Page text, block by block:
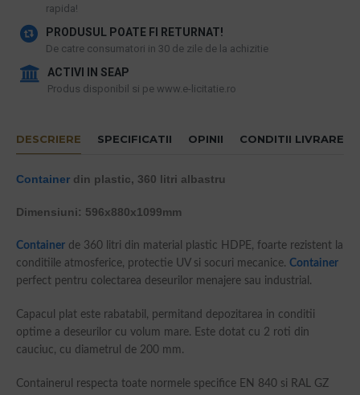
rapida!
PRODUSUL POATE FI RETURNAT!
De catre consumatori in 30 de zile de la achizitie
ACTIVI IN SEAP
Produs disponibil si pe www.e-licitatie.ro
DESCRIERE SPECIFICATII OPINII CONDITII LIVRARE
Container din plastic, 360 litri albastru
Dimensiuni: 596x880x1099mm
Container de 360 litri din material plastic HDPE, foarte rezistent la
conditiile atmosferice, protectie UV si socuri mecanice. Container
perfect pentru colectarea deseurilor menajere sau industrial.
Capacul plat este rabatabil, permitand depozitarea in conditii
optime a deseurilor cu volum mare. Este dotat cu 2 roti din
cauciuc, cu diametrul de 200 mm.
Containerul respecta toate normele specifice EN 840 si RAL GZ